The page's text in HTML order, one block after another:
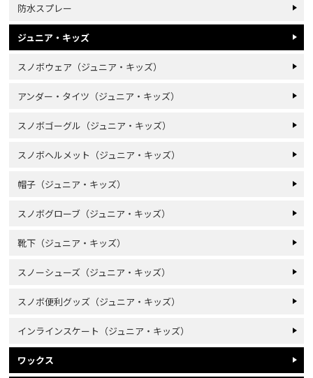
防水スプレー
ジュニア・キッズ
スノボウェア（ジュニア・キッズ）
アンダー・タイツ（ジュニア・キッズ）
スノボゴーグル（ジュニア・キッズ）
スノボヘルメット（ジュニア・キッズ）
帽子（ジュニア・キッズ）
スノボグローブ（ジュニア・キッズ）
靴下（ジュニア・キッズ）
スノーシューズ（ジュニア・キッズ）
スノボ便利グッズ（ジュニア・キッズ）
インラインスケート（ジュニア・キッズ）
ワックス